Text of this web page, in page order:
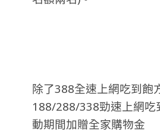
除了388全速上網吃到飽
188/288/338勁速上網吃
動期間加贈全家購物金